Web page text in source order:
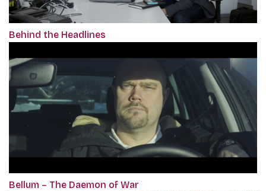
Behind the Headlines
Bellum – The Daemon of War